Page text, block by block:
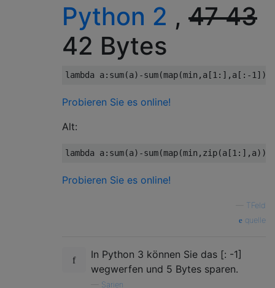
Python 2 , 4743
42 Bytes
lambda a: sum(a)-sum(map(min , a [1 :], a [:-1 ]))
Probieren Sie es online!
Alt:
lambda a: sum(a)-sum(map(min , zip(a [1 :], a)))
Probieren Sie es online!
TFeld
quelle
In Python 3 können Sie das [: -1]
wegwerfen und 5 Bytes sparen.
Sarien